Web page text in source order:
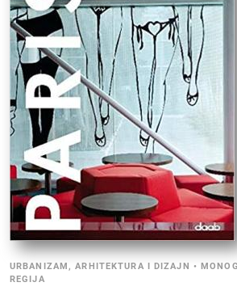
URBANIZAM, ARHITEKTURA I DIZAJN •
REGIJA